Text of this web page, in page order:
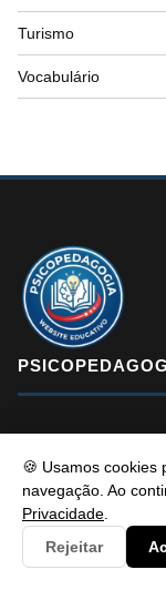
🍪 Usamos cookies
navegação. Ao
Privacidade
Rejeitar
Turismo
Vocabulário
com foco em
maneira eficaz.
sempre pronto a te